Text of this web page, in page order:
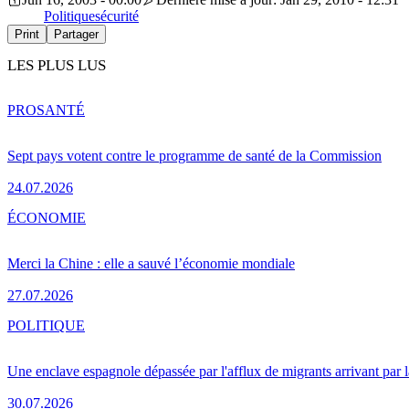
Politiquesécurité
Print Partager
LES PLUS LUS
Sept pays votent contre le programme de santé de la Commission
24.07.2026
PROSANTÉ
Merci la Chine : elle a sauvé l’économie mondiale
27.07.2026
ÉCONOMIE
Une enclave espagnole dépassée par l'afflux de migrants arrivant par
30.07.2026
POLITIQUE